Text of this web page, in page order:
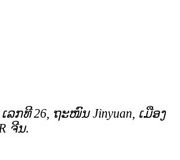
ລກທີ 26, ຖະໜົນ Jinyuan, ເມືອງ
ຈີນ.